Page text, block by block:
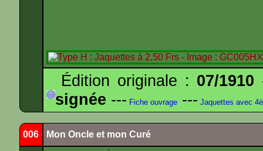
Édition originale : 07/1910
signée --- Fiche ouvrage --- Jaquettes avec
006 Mon Oncle et mon Curé